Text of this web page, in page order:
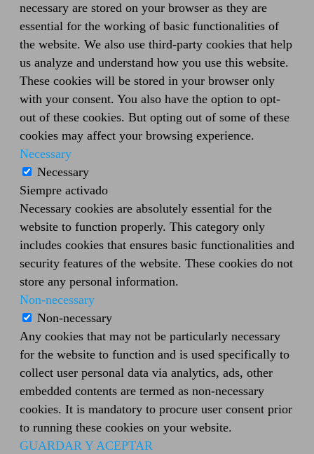
necessary are stored on your browser as they are
essential for the working of basic functionalities of
the website. We also use third-party cookies that help
us analyze and understand how you use this website.
These cookies will be stored in your browser only
with your consent. You also have the option to opt-
out of these cookies. But opting out of some of these
cookies may affect your browsing experience.
Necessary
Necessary
Siempre activado
Necessary cookies are absolutely essential for the
website to function properly. This category only
includes cookies that ensures basic functionalities and
security features of the website. These cookies do not
store any personal information.
Non-necessary
Non-necessary
Any cookies that may not be particularly necessary
for the website to function and is used specifically to
collect user personal data via analytics, ads, other
embedded contents are termed as non-necessary
cookies. It is mandatory to procure user consent prior
to running these cookies on your website.
GUARDAR Y ACEPTAR